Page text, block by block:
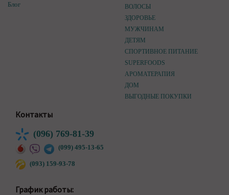
Блог
ВОЛОСЫ
ЗДОРОВЬЕ
МУЖЧИНАМ
ДЕТЯМ
СПОРТИВНОЕ ПИТАНИЕ
SUPERFOODS
АРОМАТЕРАПИЯ
ДОМ
ВЫГОДНЫЕ ПОКУПКИ
Контакты
(096) 769-81-39
(099) 495-13-65
(093) 159-93-78
График работы: